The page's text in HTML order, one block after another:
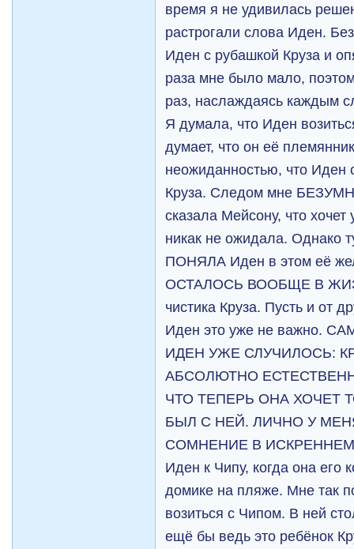
время я не удивилась
растрогали слова Иден.
Иден с рубашкой Круза и
раза мне было мало,
раз, наслаждаясь каждым
Я думала, что Иден
думает, что он её
неожиданностью, что Иден
Круза. Следом мне
сказала Мейсону, что
никак не ожидала.
ПОНЯЛА Иден в этом её
ОСТАЛОСЬ ВООБЩЕ В
чистика Круза. Пусть и от
Иден это уже не важно.
ИДЕН УЖЕ СЛУЧИЛОСЬ:
АБСОЛЮТНО
ЧТО ТЕПЕРЬ ОНА ХОЧЕТ
БЫЛ С НЕЙ. ЛИЧНО У
СОМНЕНИЕ В
Иден к Чипу, когда она его
домике на пляже. Мне так
возиться с Чипом. В ней
ещё бы ведь это ребёнок